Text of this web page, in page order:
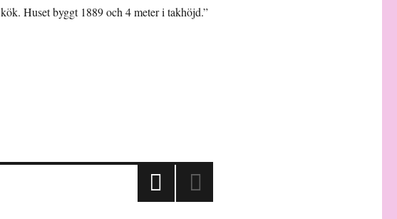
Huset byggt 1889 och 4 meter i takhöjd.”